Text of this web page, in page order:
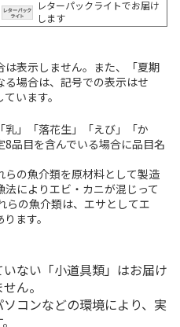
レターパックライトでお届け
します
表示しません。また、「夏期
場合は、記号での表示はせ
います。
」「落花生」「えび」「か
品目を含んでいる場合に品目名
の魚介類を原材料として製造
によりエビ・カニが混じって
らの魚介類は、エサとしてエ
ます。
ない「小道具類」はお届け
ん。
コンなどの環境により、実